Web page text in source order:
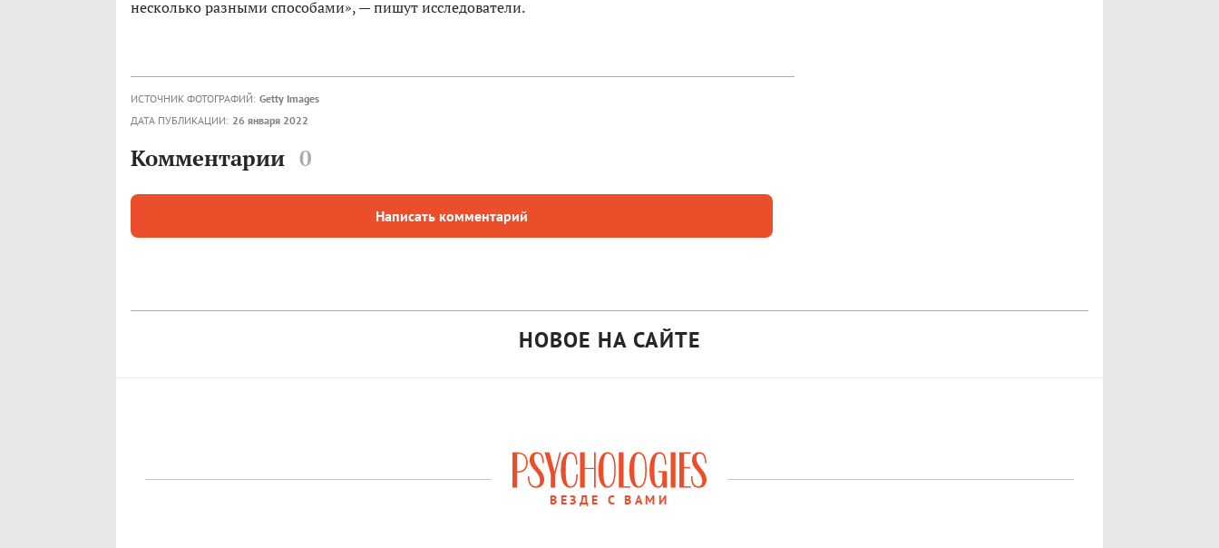
несколько разными способами», — пишут исследователи.
ИСТОЧНИК ФОТОГРАФИЙ: Getty Images
ДАТА ПУБЛИКАЦИИ: 26 января 2022
Комментарии 0
Написать комментарий
НОВОЕ НА САЙТЕ
ВЕЗДЕ С ВАМИ